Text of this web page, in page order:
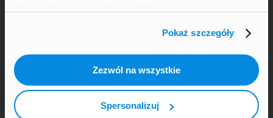
Pokaż szczegóły
Zezwól na wszystkie
Spersonalizuj
Around the World
Exchange Kit